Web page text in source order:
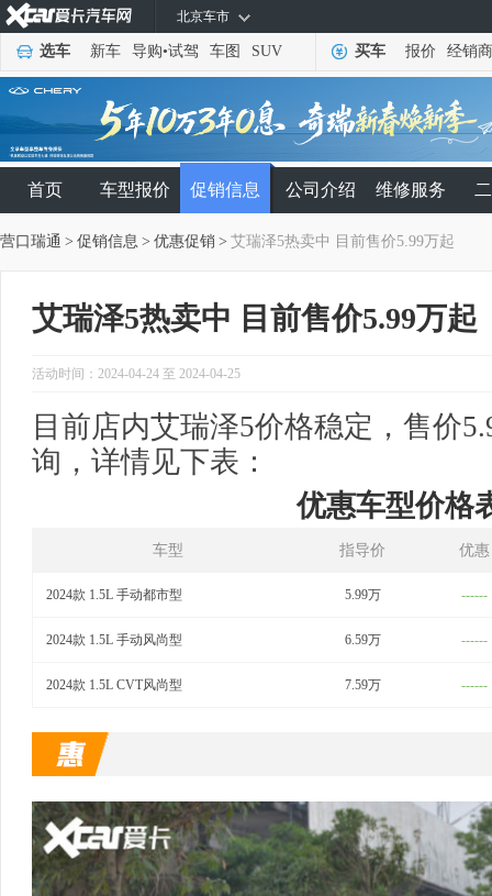
北京车市
选车 新车 导购•试驾 车图 SUV 买车 报价 经销商
首页 车型报价 促销信息 公司介绍 维修服务
营口瑞通 > 促销信息 > 优惠促销 > 艾瑞泽5热卖中 目前售价5.99万起
艾瑞泽5热卖中 目前售价5.99万起
活动时间：2024-04-24 至 2024-04-25
目前店内艾瑞泽5价格稳定，售价
询，详情见下表：
优惠车型价格
车型 指导价 优惠
2024款 1.5L 手动都市型 5.99万 ------
2024款 1.5L 手动风尚型 6.59万 ------
2024款 1.5L CVT风尚型 7.59万 ------